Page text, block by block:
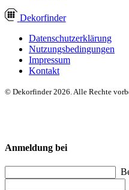
Dekorfinder
Datenschutzerklärung
Nutzungsbedingungen
Impressum
Kontakt
© Dekorfinder 2026. Alle Rechte
Anmeldung bei